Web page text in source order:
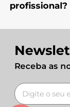
profissional?
Receba as